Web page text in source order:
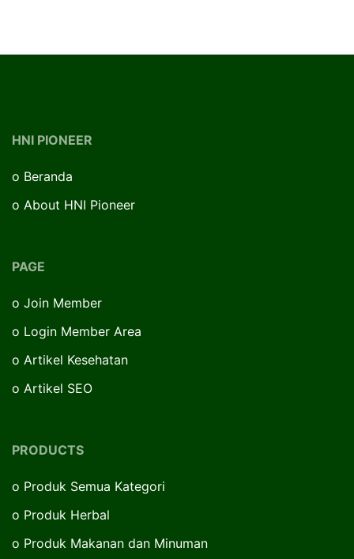
HNI PIONEER
o Beranda
o About HNI Pioneer
PAGE
o Join Member
o Login Member Area
o Artikel Kesehatan
o Artikel SEO
PRODUCTS
o Produk Semua Kategori
o Produk Herbal
o Produk Makanan dan Minuman